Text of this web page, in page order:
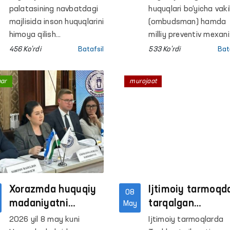
oshirilmoqda
palatasining navbatdagi
majlisida inson huquqlarini
himoya qilish
mexanizmlarini yana-da
qonun loyihasi ikkinchi
o‘qishda qabul qilindi.
456 Ko'rdi Batafsil
monitoring
tashriflari amalga
oshirildi
huquqlari bo‘yicha
(ombudsman) hamda
milliy preventiv
doirasida faoliyat
solish hollarining oldini
muassasalarga
monitoring tashriflari
amalga oshirildi.
533 Ko'rdi
Xorazmda huquqiy
madaniyatni
yuksaltirishda
2026 yil 8 may kuni
08
May
Ijtimoiy
tarqalgan
Ohangarondagi
Ijtimoiy tarmoqlarda
murojaat